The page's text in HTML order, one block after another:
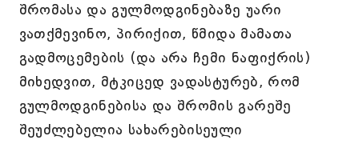
შრომასა და გულმოდგინებაზე უარი
ვათქმევინო, პირიქით, წმიდა მამათა
გადმოცემების (და არა ჩემი ნაფიქრის)
მიხედვით, მტკიცედ ვადასტურებ, რომ
გულმოდგინებისა და შრომის გარეშე
შეუძლებელია სახარებისეული